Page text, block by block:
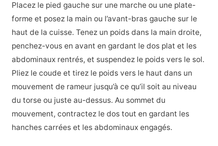
Placez le pied gauche sur une marche ou une plate-
forme et posez la main ou l’avant-bras gauche sur le
haut de la cuisse. Tenez un poids dans la main droite,
penchez-vous en avant en gardant le dos plat et les
abdominaux rentrés, et suspendez le poids vers le sol.
Pliez le coude et tirez le poids vers le haut dans un
mouvement de rameur jusqu’à ce qu’il soit au niveau
du torse ou juste au-dessus. Au sommet du
mouvement, contractez le dos tout en gardant les
hanches carrées et les abdominaux engagés.